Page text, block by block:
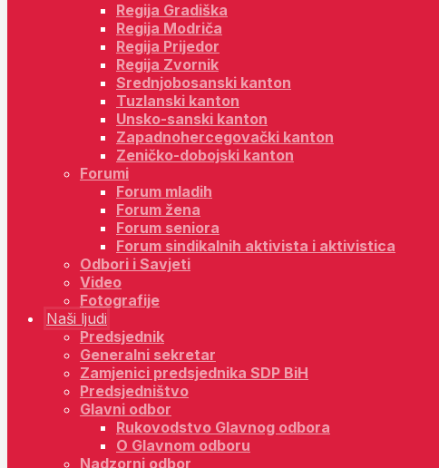
Regija Gradiška
Regija Modriča
Regija Prijedor
Regija Zvornik
Srednjobosanski kanton
Tuzlanski kanton
Unsko-sanski kanton
Zapadnohercegovački kanton
Zeničko-dobojski kanton
Forumi
Forum mladih
Forum žena
Forum seniora
Forum sindikalnih aktivista i aktivistica
Odbori i Savjeti
Video
Fotografije
Naši ljudi
Predsjednik
Generalni sekretar
Zamjenici predsjednika SDP BiH
Predsjedništvo
Glavni odbor
Rukovodstvo Glavnog odbora
O Glavnom odboru
Nadzorni odbor